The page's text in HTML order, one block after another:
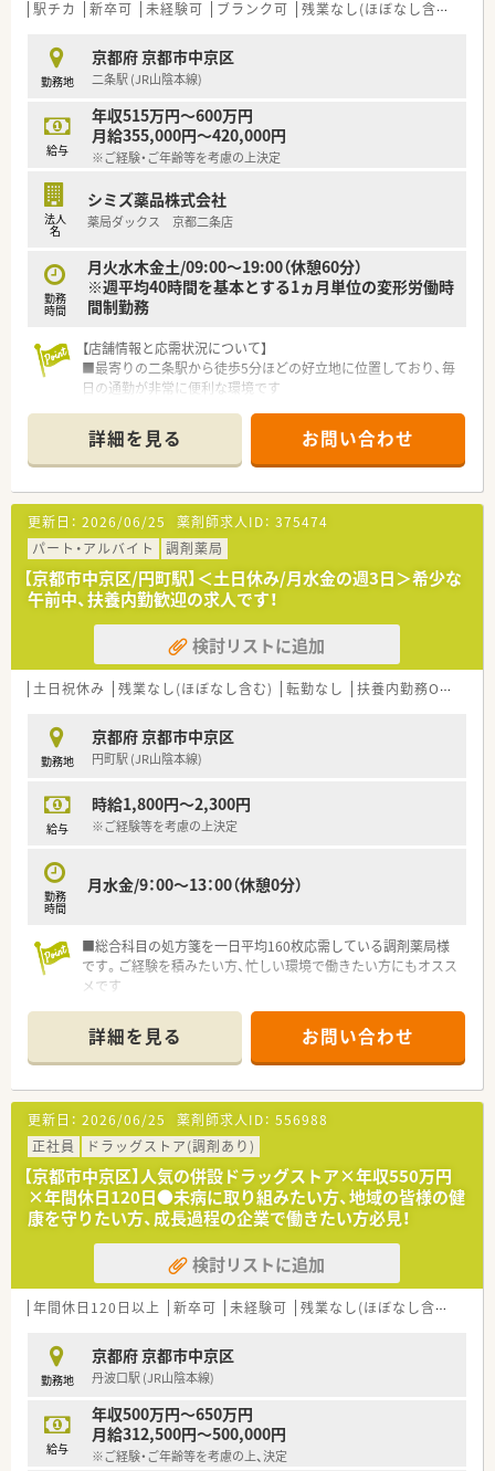
駅チカ 新卒可 未経験可 ブランク可 残業なし(ほぼなし含む)
勤務地
京都府 京都市中京区
二条駅 (JR山陰本線)
給与
年収515万円～600万円
月給355,000円～420,000円
※ご経験・ご年齢等を考慮の上決定
法人
名
シミズ薬品株式会社
薬局ダックス 京都二条店
勤務
時間
月火水木金土/09:00～19:00（休憩60分）
※週平均40時間を基本とする1ヵ月単位の変形労働時
間制勤務
【店舗情報と応需状況について】
■最寄りの二条駅から徒歩5分ほどの好立地に位置しており、毎
日の通勤が非常に便利な環境です
1日30枚から40枚程度を受け付けています
■薬剤師は常時2名体制で事務員も複数名在籍しているため、協
力しながら業務を進めることができます
【勤務実態について】
■残業時間は月平均7時間程度と業界内でも少なめで、プライベ
ートの時間を大切にできる環境です
■音声入力システムによる薬歴作成を導入しており、業務効率化
によって残業時間の削減を実現しています
■リフレッシュ休暇や有給休暇の取得も推奨されており、ワーク
ライフバランスを重視する方に最適です
【想定される業務内容】
■調剤業務や服薬指導を中心に担当し、監査業務や薬歴管理など
■店舗内でのOTC医薬品の販売や相談業務も全体の1割程度あ
り、セルフメディケーションにも関われます
■品出しなどの業務はほとんどなく、薬剤師としての専門性を活
【こんな方にオススメ】
■調剤業務だけでなくOTC医薬品の知識も身につけ、薬剤師とし
福利厚生の中で長く働きたい方に適しています
詳細を見る お問い合わせ
更新日： 2026/06/25 薬剤師求人ID： 375474
パート・アルバイト
調剤薬局
【京都市中京区/円町駅】＜土日休み/月水金の週3日＞希少な
午前中、扶養内勤歓迎の求人です！
検討リストに追加
土日祝休み 残業なし(ほぼなし含む) 転勤なし 扶養内勤務OK
勤務地
京都府 京都市中京区
円町駅 (JR山陰本線)
給与
時給1,800円～2,300円
※ご経験等を考慮の上決定
勤務
時間
月水金/9：00～13：00（休憩0分）
■総合科目の処方箋を一日平均160枚応需している調剤薬局様
です。ご経験を積みたい方、忙しい環境で働きたい方にもオスス
メです
時間に設定されているためライフワークバランスも充実させら
れる環境です。ゆくゆくは時間数を伸ばしたいとお考えの方必
見です！
詳細を見る お問い合わせ
更新日： 2026/06/25 薬剤師求人ID： 556988
正社員
ドラッグストア(調剤あり)
【京都市中京区】人気の併設ドラッグストア×年収550万円
×年間休日120日●未病に取り組みたい方、地域の皆様の健
康を守りたい方、成長過程の企業で働きたい方必見！
検討リストに追加
年間休日120日以上 新卒可 未経験可 残業なし(ほぼなし含む)
勤務地
京都府 京都市中京区
丹波口駅 (JR山陰本線)
給与
年収500万円～650万円
月給312,500円～500,000円
※ご経験・ご年齢等を考慮の上、決定